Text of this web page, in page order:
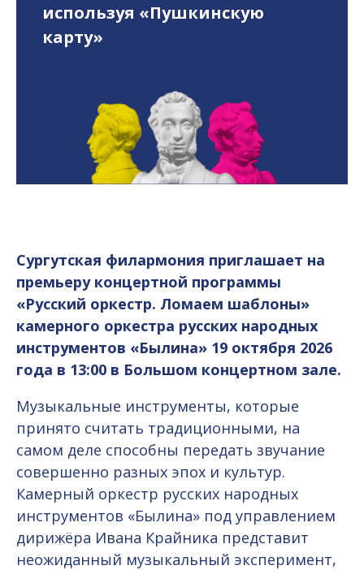
используя «Пушкинскую
карту»
Сургутская филармония приглашает на
премьеру концертной программы
«Русский оркестр. Ломаем шаблоны»
камерного оркестра русских народных
инструментов «Былина» 19 октября 2026
года в 13:00 в Большом концертном зале.
Музыкальные инструменты, которые
принято считать традиционными, на
самом деле способны передать звучание
совершенно разных эпох и культур.
Камерный оркестр русских народных
инструментов «Былина» под управлением
дирижёра Ивана Крайника представит
неожиданный музыкальный эксперимент,